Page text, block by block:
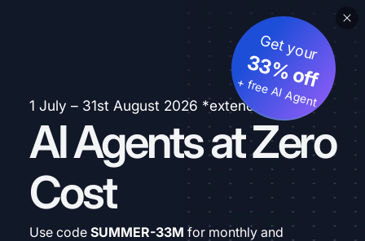
1 July – 31st August 2026 *extended
AI Agents at Zero
Cost
Get your
33% off
+ free AI Agent
Use code SUMMER-33M for monthly and